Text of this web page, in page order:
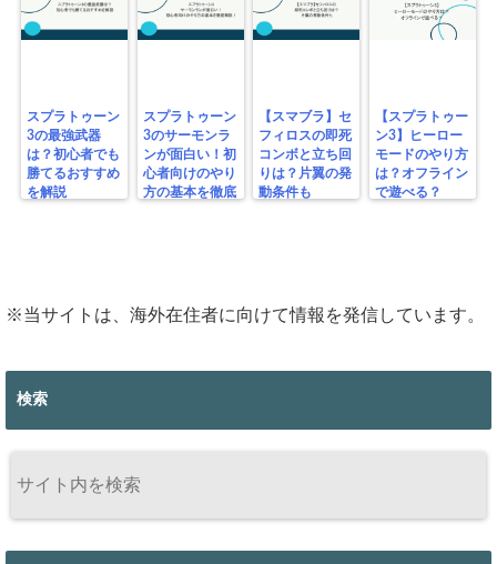
スプラトゥーン
3の最強武器
は？初心者でも
勝てるおすすめ
を解説
スプラトゥーン
3のサーモンラ
ンが面白い！初
心者向けのやり
方の基本を徹底
【スマブラ】セ
フィロスの即死
コンボと立ち回
りは？片翼の発
動条件も
【スプラトゥー
ン3】ヒーロー
モードのやり方
は？オフライン
で遊べる？
※当サイトは、海外在住者に向けて情報を発信しています。
検索